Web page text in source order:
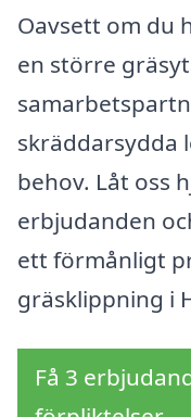
Oavsett om du
en större
skräddarsydda
behov. Låt oss
erbjudanden
ett förmånligt
gräsklippning i
Få 3